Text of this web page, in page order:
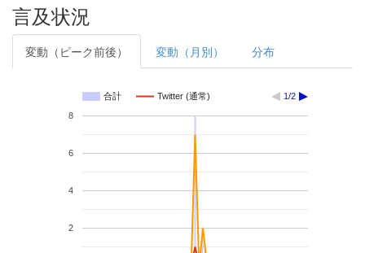
言及状況
変動（ピーク前後） 変動（月別） 分布
合計 Twitter (通常) 1/2
2
4
6
8